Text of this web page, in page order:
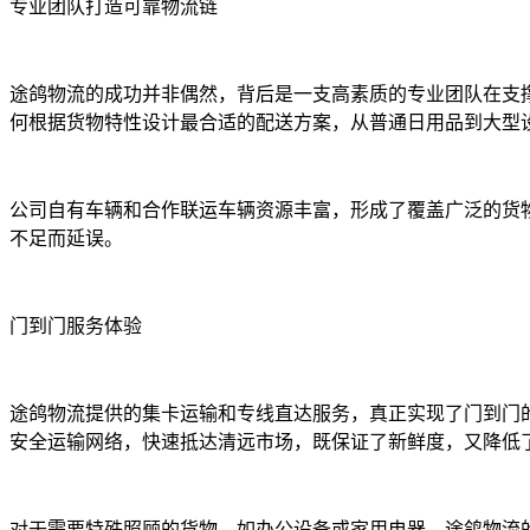
专业团队打造可靠物流链
途鸽物流的成功并非偶然，背后是一支高素质的专业团队在
何根据货物特性设计最合适的配送方案，从普通日用品到大
公司自有车辆和合作联运车辆资源丰富，形成了覆盖广泛的
不足而延误。
门到门服务体验
途鸽物流提供的集卡运输和专线直达服务，真正实现了门到
安全运输网络，快速抵达清远市场，既保证了新鲜度，又降低